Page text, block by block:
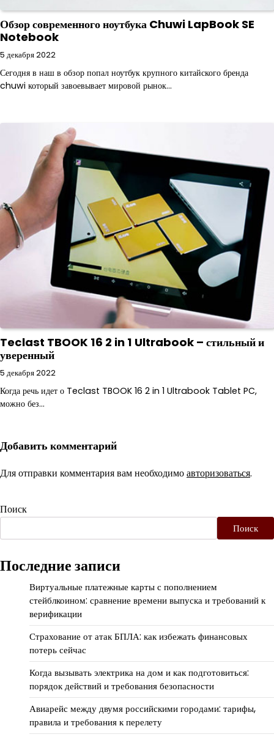
Обзор современного ноутбука Chuwi LapBook SE
Notebook
5 декабря 2022
Сегодня в наш в обзор попал ноутбук крупного китайского бренда
chuwi который завоевывает мировой рынок…
Teclast TBOOK 16 2 in 1 Ultrabook – стильный и
уверенный
5 декабря 2022
Когда речь идет о Teclast TBOOK 16 2 in 1 Ultrabook Tablet PC,
можно без…
Добавить комментарий
Для отправки комментария вам необходимоавторизоваться.
Поиск
Поиск
Последние записи
Виртуальные платежные карты с пополнением
стейблкоином: сравнение времени выпуска и требований к
верификации
Страхование от атак БПЛА: как избежать финансовых
потерь сейчас
Когда вызывать электрика на дом и как подготовиться:
порядок действий и требования безопасности
Авиарейс между двумя российскими городами: тарифы,
правила и требования к перелету